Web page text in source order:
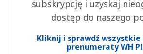
subskrypcję i uzyskaj
dostęp do naszego
Kliknij i sprawdź wszystkie
prenumeraty WH